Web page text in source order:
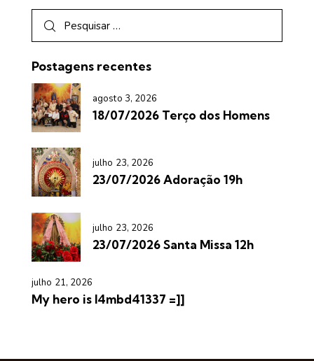
Postagens recentes
agosto 3, 2026
18/07/2026 Terço dos Homens
julho 23, 2026
23/07/2026 Adoração 19h
julho 23, 2026
23/07/2026 Santa Missa 12h
julho 21, 2026
My hero is l4mbd41337 =]]